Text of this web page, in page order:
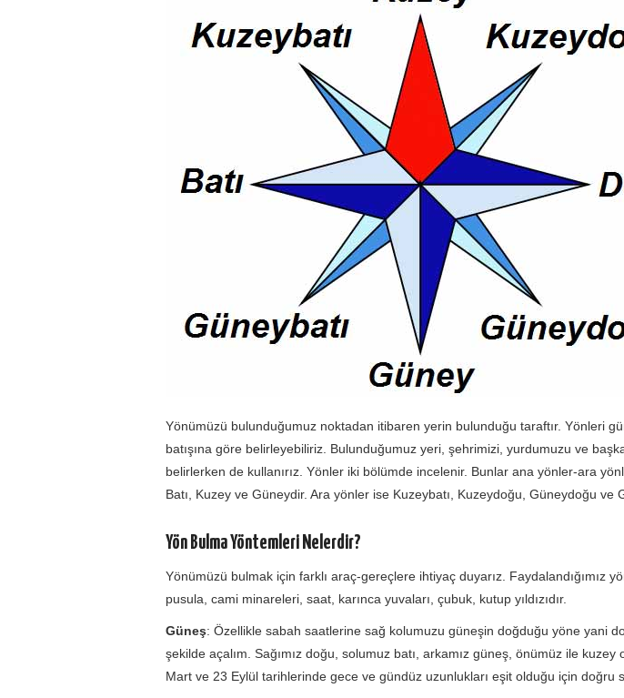
Yönümüzü bulunduğumuz noktadan itibaren yerin bulunduğu taraftır. Yönleri
batışına göre belirleyebiliriz. Bulunduğumuz yeri, şehrimizi, yurdumuzu ve
belirlerken de kullanırız. Yönler iki bölümde incelenir. Bunlar ana yönler-ara
Batı, Kuzey ve Güneydir. Ara yönler ise Kuzeybatı, Kuzeydoğu, Güneydoğu ve
Yön Bulma Yöntemleri Nelerdir?
Yönümüzü bulmak için farklı araç-gereçlere ihtiyaç duyarız. Faydalandığımız
pusula, cami minareleri, saat, karınca yuvaları, çubuk, kutup yıldızıdır.
Güneş: Özellikle sabah saatlerine sağ kolumuzu güneşin doğduğu yöne yani
şekilde açalım. Sağımız doğu, solumuz batı, arkamız güneş, önümüz ile kuzey
Mart ve 23 Eylül tarihlerinde gece ve gündüz uzunlukları eşit olduğu için doğru